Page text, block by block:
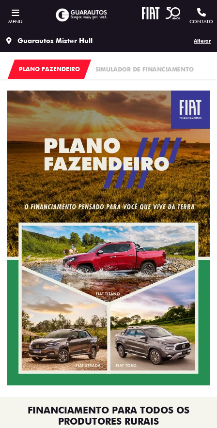
MENU CONTATO
Guarautos Mister Hull Alterar
SIMULADOR DE FINANCIAMENTO
PLANO FAZENDEIRO
FINANCIAMENTO PARA TODOS OS
PRODUTORES RURAIS